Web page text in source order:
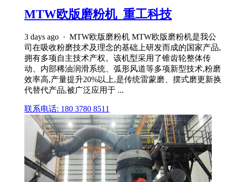
MTW欧版磨粉机_重工科技
3 days ago · MTW欧版磨粉机 MTW欧版磨粉机是我公
司在吸收粉磨技术及理念的基础上研发而成的国家产品,
拥有多项自主技术产权。该机型采用了锥齿轮整体传
动、内部稀油润滑系统、弧形风道等多项新型技术,粉磨
效率高,产量提升20%以上,是传统雷蒙磨、摆式磨更新换
代替代产品,被广泛应用于 ...
联系电话: 180 3780 8511